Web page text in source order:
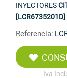
INYECTORES
[LCR6735201D]
Referencia:
Iva